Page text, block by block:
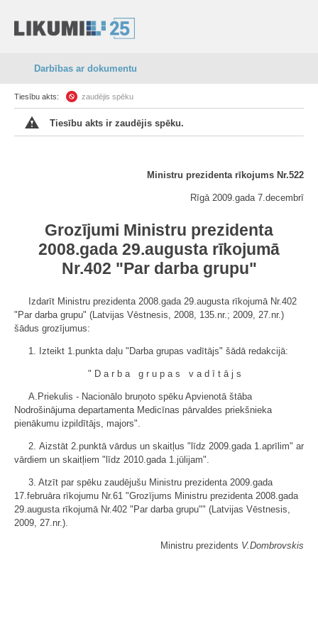
Darbības ar dokumentu
Tiesību akts: zaudējis spēku
Tiesību akts ir zaudējis spēku.
Ministru prezidenta rīkojums Nr.522
Rīgā 2009.gada 7.decembrī
Grozījumi Ministru prezidenta
2008.gada 29.augusta rīkojumā
Nr.402 "Par darba grupu"
Izdarīt Ministru prezidenta 2008.gada 29.augusta rīkojumā Nr.402
"Par darba grupu" (Latvijas Vēstnesis, 2008, 135.nr.; 2009, 27.nr.)
šādus grozījumus:
1. Izteikt 1.punkta daļu "Darba grupas vadītājs" šādā redakcijā:
"Darba grupas vadītājs
A.Priekulis - Nacionālo bruņoto spēku Apvienotā štāba
Nodrošinājuma departamenta Medicīnas pārvaldes priekšnieka
pienākumu izpildītājs, majors".
2. Aizstāt 2.punktā vārdus un skaitļus "līdz 2009.gada 1.aprīlim" ar
vārdiem un skaitļiem "līdz 2010.gada 1.jūlijam".
3. Atzīt par spēku zaudējušu Ministru prezidenta 2009.gada
17.februāra rīkojumu Nr.61 "Grozījums Ministru prezidenta 2008.gada
29.augusta rīkojumā Nr.402 "Par darba grupu"" (Latvijas Vēstnesis,
2009, 27.nr.).
Ministru prezidents V.Dombrovskis